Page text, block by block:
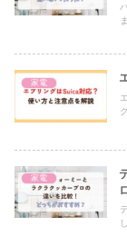
家電
家電